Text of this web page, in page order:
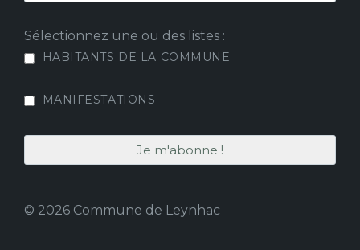
Sélectionnez une ou des listes :
HABITANTS DE LA COMMUNE
MANIFESTATIONS
© 2026 Commune de Leynhac